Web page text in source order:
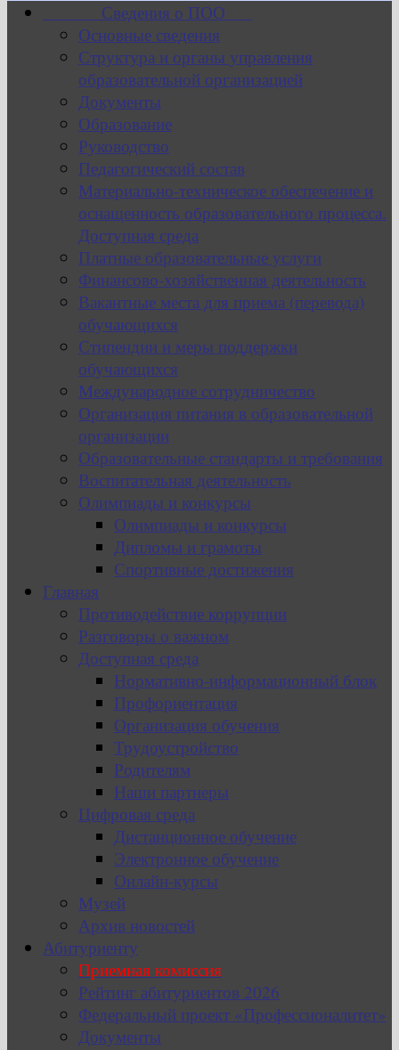
Сведения о ПОО
Основные сведения
Структура и органы управления
образовательной организацией
Документы
Образование
Руководство
Педагогический состав
Материально-техническое обеспечение и
оснащенность образовательного процесса.
Доступная среда
Платные образовательные услуги
Финансово-хозяйственная деятельность
Вакантные места для приема (перевода)
обучающихся
Стипендии и меры поддержки
обучающихся
Международное сотрудничество
Организация питания в образовательной
организации
Образовательные стандарты и требования
Воспитательная деятельность
Олимпиады и конкурсы
Олимпиады и конкурсы
Дипломы и грамоты
Спортивные достижения
Главная
Противодействие коррупции
Разговоры о важном
Доступная среда
Нормативно-информационный блок
Профориентация
Организация обучения
Трудоустройство
Родителям
Наши партнеры
Цифровая среда
Дистанционное обучение
Электронное обучение
Онлайн-курсы
Музей
Архив новостей
Абитуриенту
Приемная комиссия
Рейтинг абитуриентов 2026
Федеральный проект «Профессионалитет»
Документы